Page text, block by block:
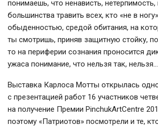
понимаешь, что ненависть, нетерпимость,
большинства травить всех, кто «не в
обыденностью, средой обитания, на
ты смотришь, приняв защитную стойку,
то на периферии сознания проносится
ужаса понимание, что нельзя так, нельзя…
Выставка Карлоса Мотты открылась
с презентацией работ 16 участников
на получение Премии PinchukArtCentre
поэтому «Патриотов» посмотрели и те,